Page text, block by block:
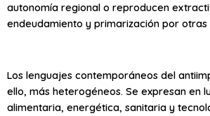
autonomía regional o reproducen
endeudamiento y primarización por otras
Los lenguajes contemporáneos del
ello, más heterogéneos. Se expresan en
alimentaria, energética, sanitaria y